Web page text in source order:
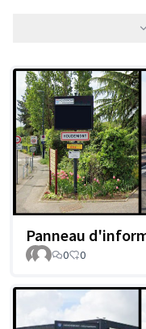
Panneau
0 0